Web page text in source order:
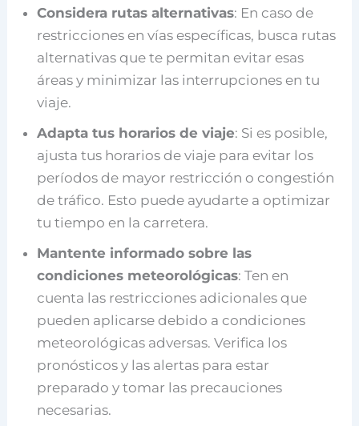
Considera rutas alternativas: En caso de
restricciones en vías específicas, busca rutas
alternativas que te permitan evitar esas
áreas y minimizar las interrupciones en tu
viaje.
Adapta tus horarios de viaje: Si es posible,
ajusta tus horarios de viaje para evitar los
períodos de mayor restricción o congestión
de tráfico. Esto puede ayudarte a optimizar
tu tiempo en la carretera.
Mantente informado sobre las
condiciones meteorológicas: Ten en
cuenta las restricciones adicionales que
pueden aplicarse debido a condiciones
meteorológicas adversas. Verifica los
pronósticos y las alertas para estar
preparado y tomar las precauciones
necesarias.